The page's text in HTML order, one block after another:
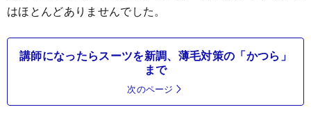
はほとんどありませんでした。
講師になったらスーツを新調、薄毛対策の「かつら」
まで
次のページ